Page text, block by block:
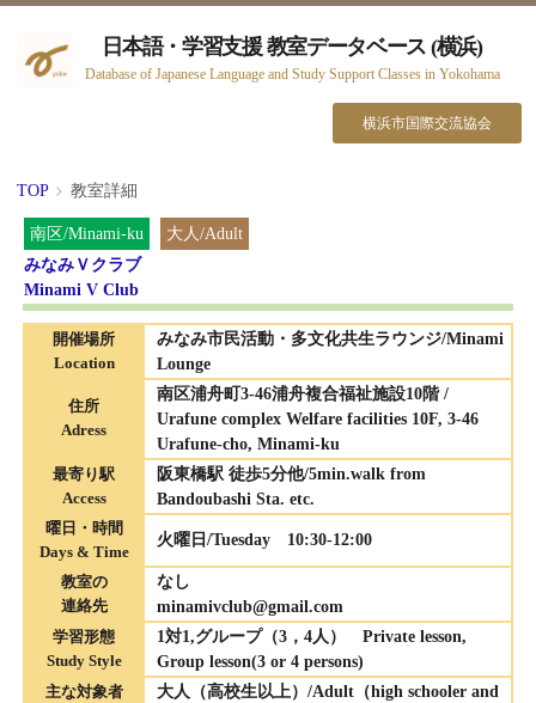
日本語・学習支援 教室データベース (横浜)
Database of Japanese Language and Study Support Classes in Yokohama
横浜市国際交流協会
TOP 教室詳細
南区/Minami-ku
大人/Adult
みなみＶクラブ
Minami V Club
開催場所
Location
みなみ市民活動・多文化共生ラウンジ/Minami
Lounge
住所
Adress
南区浦舟町3-46浦舟複合福祉施設10階 /
Urafune complex Welfare facilities 10F, 3-46
Urafune-cho, Minami-ku
最寄り駅
Access
阪東橋駅 徒歩5分他/5min.walk from
Bandoubashi Sta. etc.
曜日・時間
Days & Time
火曜日/Tuesday 10:30-12:00
教室の
連絡先
なし
minamivclub@gmail.com
学習形態
Study Style
1対1,グループ（3，4人） Private lesson,
Group lesson(3 or 4 persons)
主な対象者
大人（高校生以上）/Adult（high schooler and